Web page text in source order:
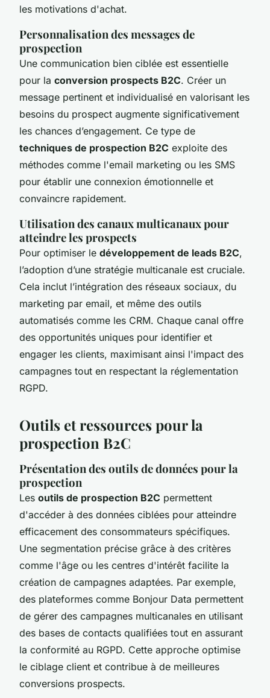
les motivations d'achat.
Personnalisation des messages de
prospection
Une communication bien ciblée est essentielle
pour la conversion prospects B2C. Créer un
message pertinent et individualisé en valorisant les
besoins du prospect augmente significativement
les chances d’engagement. Ce type de
techniques de prospection B2C exploite des
méthodes comme l'email marketing ou les SMS
pour établir une connexion émotionnelle et
convaincre rapidement.
Utilisation des canaux multicanaux pour
atteindre les prospects
Pour optimiser le développement de leads B2C,
l’adoption d’une stratégie multicanale est cruciale.
Cela inclut l’intégration des réseaux sociaux, du
marketing par email, et même des outils
automatisés comme les CRM. Chaque canal offre
des opportunités uniques pour identifier et
engager les clients, maximisant ainsi l'impact des
campagnes tout en respectant la réglementation
RGPD.
Outils et ressources pour la
prospection B2C
Présentation des outils de données pour la
prospection
Les outils de prospection B2C permettent
d'accéder à des données ciblées pour atteindre
efficacement des consommateurs spécifiques.
Une segmentation précise grâce à des critères
comme l'âge ou les centres d'intérêt facilite la
création de campagnes adaptées. Par exemple,
des plateformes comme Bonjour Data permettent
de gérer des campagnes multicanales en utilisant
des bases de contacts qualifiées tout en assurant
la conformité au RGPD. Cette approche optimise
le ciblage client et contribue à de meilleures
conversions prospects.